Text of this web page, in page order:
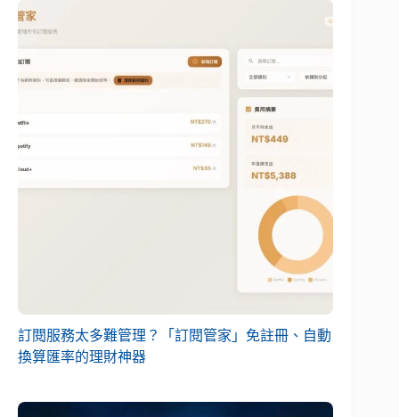
訂閱服務太多難管理？「訂閱管家」免註冊、自動
換算匯率的理財神器